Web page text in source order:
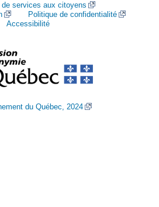
de services aux citoyens
Politique de confidentialité
Accessibilité
du Québec, 2024